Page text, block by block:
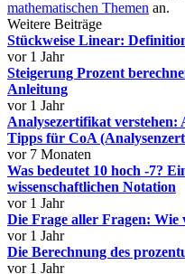
mathematischen Themen an.
Weitere Beiträge
Stückweise Linear:
vor 1 Jahr
Steigerung Prozent
Anleitung
vor 1 Jahr
Analysezertifikat
Tipps für CoA
vor 7 Monaten
Was bedeutet 10 hoch -7?
wissenschaftlichen Notation
vor 1 Jahr
Die Frage aller Fragen: Wie
vor 1 Jahr
Die Berechnung des
vor 1 Jahr